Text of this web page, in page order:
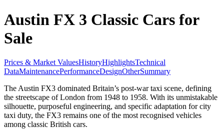
Austin FX 3 Classic Cars for
Sale
Prices & Market ValuesHistoryHighlightsTechnical
DataMaintenancePerformanceDesignOtherSummary
The Austin FX3 dominated Britain’s post-war taxi scene, defining
the streetscape of London from 1948 to 1958. With its unmistakable
silhouette, purposeful engineering, and specific adaptation for city
taxi duty, the FX3 remains one of the most recognised vehicles
among classic British cars.